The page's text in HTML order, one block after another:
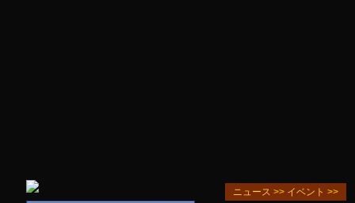
ニュース >> イベント >>